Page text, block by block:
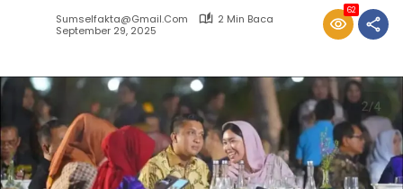
Sumselfakta@gmail.com
2 Min Baca
September 29, 2025
62